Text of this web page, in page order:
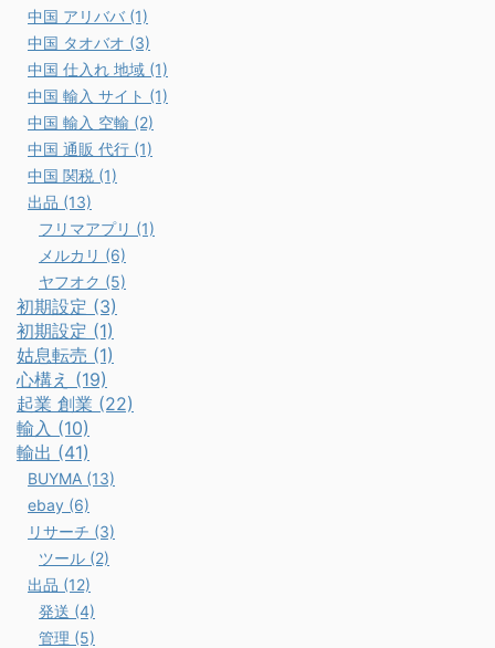
中国 アリババ (1)
中国 タオバオ (3)
中国 仕入れ 地域 (1)
中国 輸入 サイト (1)
中国 輸入 空輸 (2)
中国 通販 代行 (1)
中国 関税 (1)
出品 (13)
フリマアプリ (1)
メルカリ (6)
ヤフオク (5)
初期設定 (3)
初期設定 (1)
姑息転売 (1)
心構え (19)
起業 創業 (22)
輸入 (10)
輸出 (41)
BUYMA (13)
ebay (6)
リサーチ (3)
ツール (2)
出品 (12)
発送 (4)
管理 (5)